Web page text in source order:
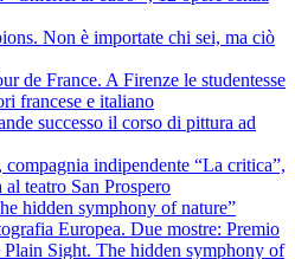
Non è importate chi sei, ma ciò
de France. A Firenze le studentesse
francese e italiano
successo il corso di pittura ad
indipendente “La critica”,
al teatro San Prospero
hidden symphony of nature”
Europea. Due mostre: Premio
Plain Sight. The hidden symphony of